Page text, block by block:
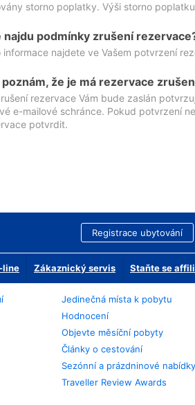
storno poplatky. Výši storno
najdu podmínky zrušení
informace najdete ve Vašem potvrzení
poznám, že je má rezervace
rezervace Vám bude zaslán
e-mailové schránce. Pokud potvrzení
potvrdit.
Registrace ubytování
line Zákaznický servis Staňte se
Jedinečná místa k pobytu
Hodnocení
Objevte měsíční pobyty
Články o cestování
Sezónní a prázdninové nabídky
Traveller Review Awards